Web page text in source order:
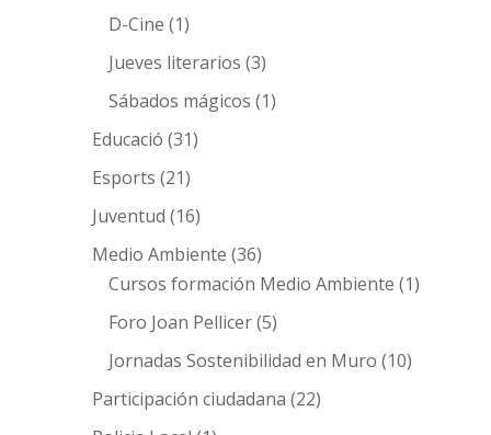
D-Cine (1)
Jueves literarios (3)
Sábados mágicos (1)
Educació (31)
Esports (21)
Juventud (16)
Medio Ambiente (36)
Cursos formación Medio Ambiente (1)
Foro Joan Pellicer(5)
Jornadas Sostenibilidad en Muro (10)
Participación ciudadana (22)